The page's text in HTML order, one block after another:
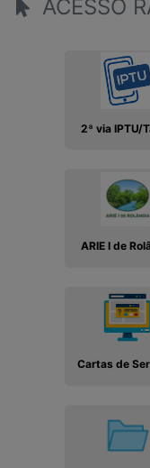
ACESSO
2ª via IPTU/
ARIE I de
Cartas de